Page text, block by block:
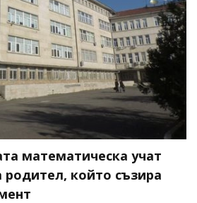
математическа учат
родител, който съзира